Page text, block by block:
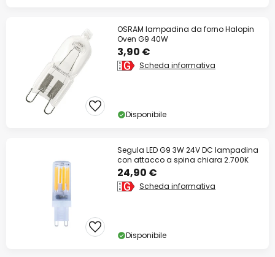
OSRAM lampadina da forno Halopin
Oven G9 40W
3,90 €
Scheda informativa
Disponibile
Segula LED G9 3W 24V DC lampadina
con attacco a spina chiara 2.700K
24,90 €
Scheda informativa
Disponibile